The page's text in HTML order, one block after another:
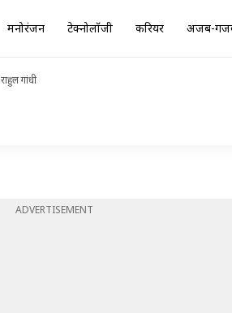
मनोरंजन टेक्नोलॉजी करियर अजब-
राहुल गांधी
ADVERTISEMENT